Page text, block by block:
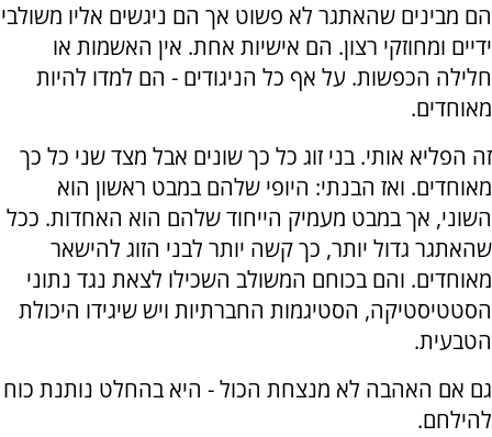
הם מבינים שהאתגר לא פשוט אך הם ניגשים אליו משולבי
ידיים ומחוזקי רצון. הם אישיות אחת. אין האשמות או
חלילה הכפשות. על אף כל הניגודים - הם למדו להיות
מאוחדים.
זה הפליא אותי. בני זוג כל כך שונים אבל מצד שני כל כך
מאוחדים. ואז הבנתי: היופי שלהם במבט ראשון הוא
השוני, אך במבט מעמיק הייחוד שלהם הוא האחדות. ככל
שהאתגר גדול יותר, כך קשה יותר לבני הזוג להישאר
מאוחדים. והם בכוחם המשולב השכילו לצאת נגד נתוני
הסטטיסטיקה, הסטיגמות החברתיות ויש שיגידו היכולת
הטבעית.
גם אם האהבה לא מנצחת הכול - היא בהחלט נותנת כוח
להילחם.